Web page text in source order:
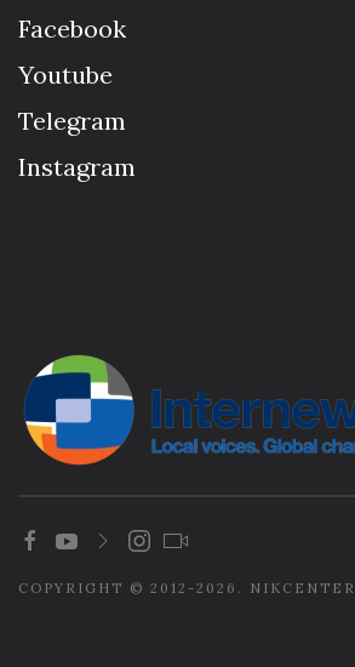
Facebook
Youtube
Telegram
Instagram
COPYRIGHT © 2012-2026. NIKCENTER